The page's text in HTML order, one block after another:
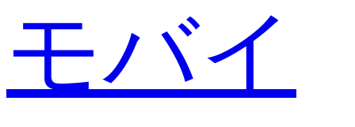
モバイ